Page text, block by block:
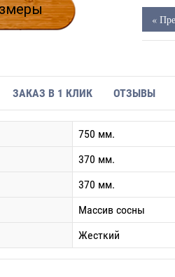
«
ЗАКАЗ В 1 КЛИК ОТЗЫВЫ
750 мм.
370 мм.
370 мм.
Массив сосны
Жесткий